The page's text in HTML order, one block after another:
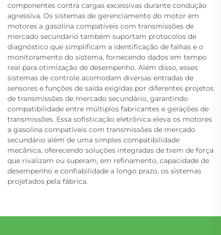
componentes contra cargas excessivas durante condução
agressiva. Os sistemas de gerenciamento do motor em
motores a gasolina compatíveis com transmissões de
mercado secundário também suportam protocolos de
diagnóstico que simplificam a identificação de falhas e o
monitoramento do sistema, fornecendo dados em tempo
real para otimização de desempenho. Além disso, esses
sistemas de controle acomodam diversas entradas de
sensores e funções de saída exigidas por diferentes projetos
de transmissões de mercado secundário, garantindo
compatibilidade entre múltiplos fabricantes e gerações de
transmissões. Essa sofisticação eletrônica eleva os motores
a gasolina compatíveis com transmissões de mercado
secundário além de uma simples compatibilidade
mecânica, oferecendo soluções integradas de trem de força
que rivalizam ou superam, em refinamento, capacidade de
desempenho e confiabilidade a longo prazo, os sistemas
projetados pela fábrica.